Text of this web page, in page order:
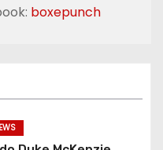
boxepunch